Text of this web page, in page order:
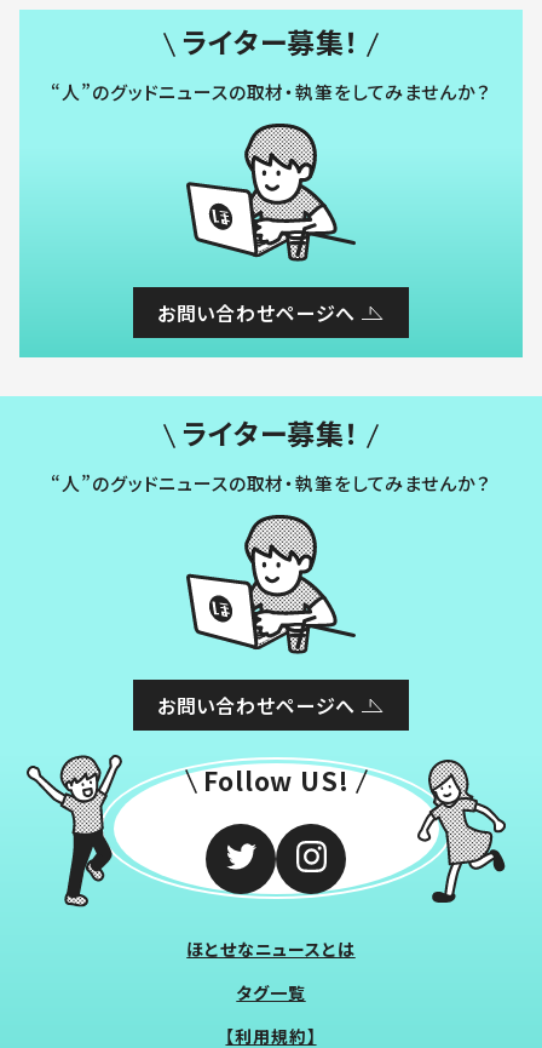
ライター募集！
“人”のグッドニュースの取材・執筆をしてみませんか？
お問い合わせページへ
ライター募集！
“人”のグッドニュースの取材・執筆をしてみませんか？
お問い合わせページへ
Follow US!
ほとせなニュースとは
タグ一覧
【利用規約】